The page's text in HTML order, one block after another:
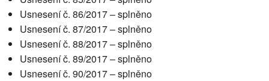
Usnesení č. 86/2017 – splněno
Usnesení č. 87/2017 – splněno
Usnesení č. 88/2017 – splněno
Usnesení č. 89/2017 – splněno
Usnesení č. 90/2017 – splněno